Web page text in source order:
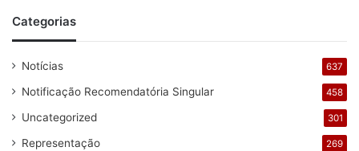
Categorias
Notícias 637
Notificação Recomendatória Singular 458
Uncategorized 301
Representação 269